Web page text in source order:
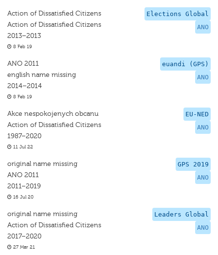
Elections Global
ANO
Action of Dissatisfied Citizens
Action of Dissatisfied Citizens
2013–2013
8 Feb 19
euandi (GPS)
ANO
ANO 2011
english name missing
2014–2014
8 Feb 19
EU-NED
ANO
Akce nespokojenych obcanu
Action of Dissatisfied Citizens
1987–2020
11 Jul 22
GPS 2019
ANO
original name missing
ANO 2011
2011–2019
16 Jul 20
Leaders Global
ANO
original name missing
Action of Dissatisfied Citizens
2017–2020
27 Mar 21